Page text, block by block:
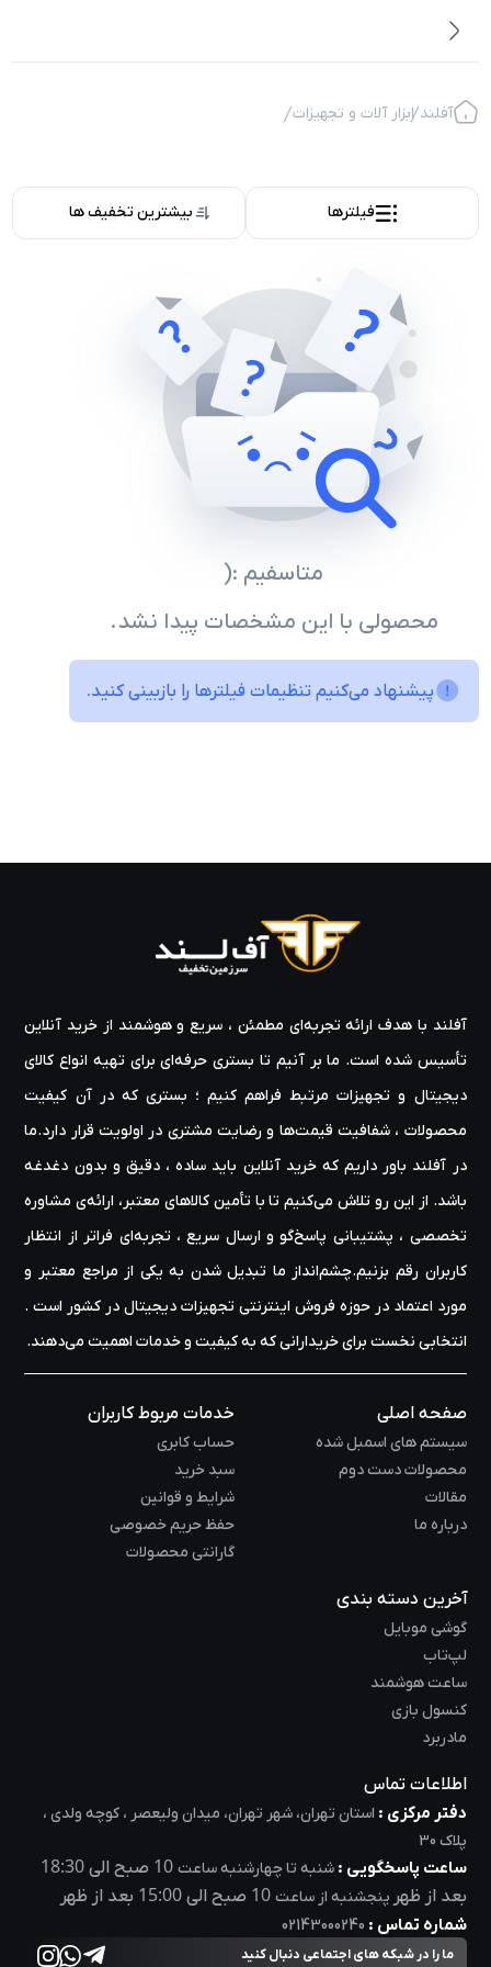
آفلند ابزار آلات و تجهیزات
فیلترها بیشترین تخفیف ها
متاسفیم :(
محصولی با این مشخصات پیدا نشد.
پیشنهاد می‌کنیم تنظیمات فیلترها را بازبینی کنید.
آفلند با هدف ارائه‌ تجربه‌ای مطمئن ، سریع و هوشمند از خرید آنلاین
تأسیس شده است. ما بر آنیم تا بستری حرفه‌ای برای تهیه‌ انواع کالای
دیجیتال و تجهیزات مرتبط فراهم کنیم ؛ بستری که در آن کیفیت
محصولات ، شفافیت قیمت‌ها و رضایت مشتری در اولویت قرار دارد.ما
در آفلند باور داریم که خرید آنلاین باید ساده ، دقیق و بدون دغدغه
باشد. از این رو تلاش می‌کنیم تا با تأمین کالاهای معتبر، ارائه‌ی مشاوره‌
تخصصی ، پشتیبانی پاسخ‌گو و ارسال سریع ، تجربه‌ای فراتر از انتظار
کاربران رقم بزنیم.چشم‌انداز ما تبدیل شدن به یکی از مراجع معتبر و
مورد اعتماد در حوزه‌ فروش اینترنتی تجهیزات دیجیتال در کشور است .
انتخابی نخست برای خریدارانی که به کیفیت و خدمات اهمیت می‌دهند.
صفحه اصلی
سیستم های اسمبل شده
محصولات دست دوم
مقالات
درباره ما
خدمات مربوط کاربران
حساب کابری
سبد خرید
شرایط و قوانین
حفظ حریم خصوصی
گارانتی محصولات
آخرین دسته بندی
گوشی موبایل
لپ‌تاب
ساعت هوشمند
کنسول بازی
مادربرد
اطلاعات تماس
دفتر مرکزی : استان تهران، شهر تهران، میدان ولیعصر ، کوچه ولدی ،
پلاک 30
ساعت پاسخگویی : شنبه تا چهارشنبه ساعت 10 صبح الی18:30
بعد از ظهر پنجشنبه از ساعت 10 صبح الی15:00 بعد از ظهر
شماره تماس : 02143000240
ما را در شبکه های اجتماعی دنبال کنید